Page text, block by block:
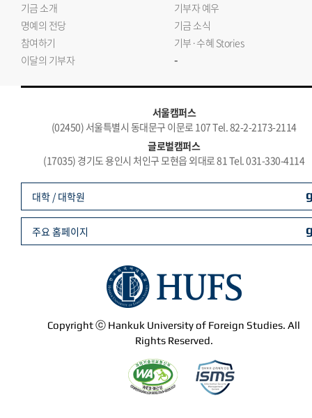
기금 소개
기부자 예우
명예의 전당
기금 소식
참여하기
기부·수혜 Stories
이달의 기부자
-
서울캠퍼스
(02450) 서울특별시 동대문구 이문로 107 Tel. 82-2-2173-2114
글로벌캠퍼스
(17035) 경기도 용인시 처인구 모현읍 외대로 81 Tel. 031-330-4114
Copyright ⓒ Hankuk University of Foreign Studies. All
Rights Reserved.
대학 / 대학원
주요 홈페이지